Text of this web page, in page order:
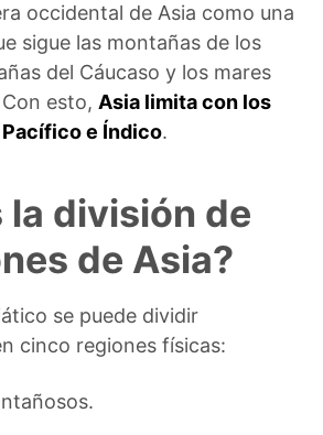
occidental de Asia como una
sigue las montañas de los
del Cáucaso y los mares
esto, Asia limita con los
e Índico.
la división de
de Asia?
se puede dividir
cinco regiones físicas: